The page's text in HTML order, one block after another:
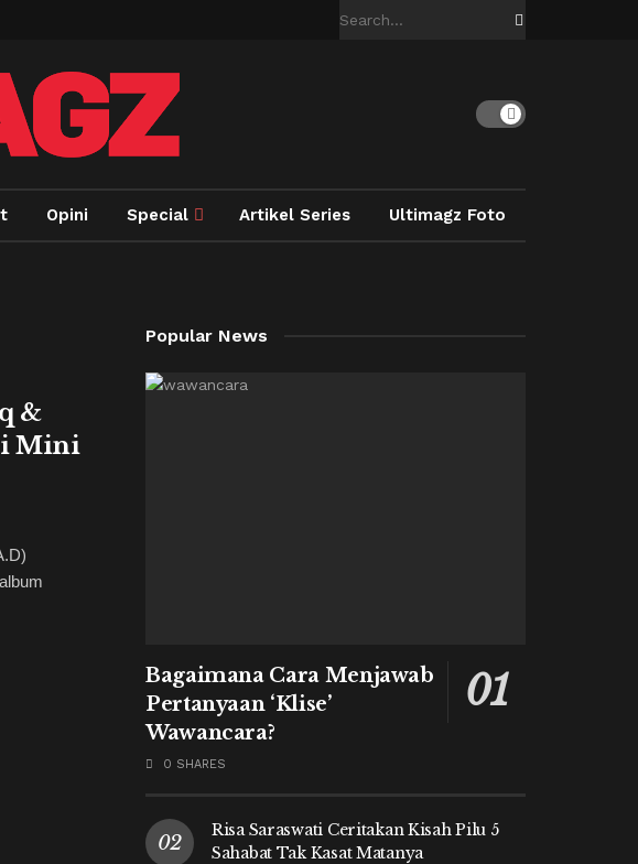
Opini Special Artikel Series Ultimagz Foto
&
Mini
Popular News
Bagaimana Cara Menjawab
Pertanyaan ‘Klise’
Wawancara?
0 SHARES
Risa Saraswati Ceritakan Kisah Pilu 5
Sahabat Tak Kasat Matanya